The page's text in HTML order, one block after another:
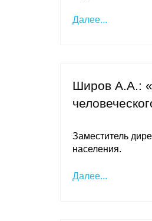
Далее...
Широв А.А.:
Заместитель
населения.
Далее...